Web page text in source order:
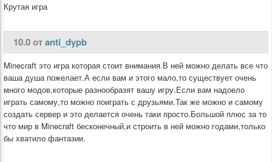
Крутая игра
10.0 отanti_dypb
Minecraft это игра которая стоит внимания.В ней можно делать все что
ваша душа пожелает.А если вам и этого мало,то существует очень
много модов,которые разнообразят вашу игру.Если вам надоело
играть самому,то можно поиграть с друзьями.Так же можно и самому
создать сервер и это делается очень таки просто.Большой плюс за то
что мир в Minecraft бесконечный,и строить в ней можно годами,только
бы хватило фантазии.